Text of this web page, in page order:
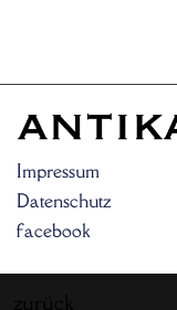
Impressum
Datenschutz
facebook